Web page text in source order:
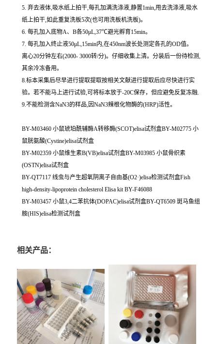
5. 弃去液体,吸水纸上拍干,每孔加满洗涤液,静置1min,甩去洗涤液,吸水
纸上拍干,如此重复洗板5次(也可用洗板机洗板)。
6. 每孔加入底物A、B各50μL,37℃避光孵育15min。
7. 每孔加入终止液50μL,15min内,在450nm波长处测定各孔的OD值。
离心20分钟左右(2000- 3000转/分)。仔细收集上清。分装后一份待检测,
其余冷冻备用。
8.标本采集后尽早进行提取提取按相关文献进行提取后应尽快进行实
验。若不能马上进行试验,可将标本放于-20C保存，但应避免反复冻融.
9.不能检测含NaN3的样品,因NaN3辣根化物酶的(HRP)活性。
BY-M03460 小鼠琥珀酰辅酶A转移酶(SCOT)elisa试剂盒BY-M02775 小
鼠胱氨酸(Cystine)elisa试剂盒
BY-M02359 小鼠维生素B(VB)elisa试剂盒BY-M03985 小鼠骨织素
(OSTN)elisa试剂盒
BY-QT7117 线虫与产生超氧阴离子自由基(O2·)elisa检测试剂盒Fish
high-density-lipoprotein cholesterol Elisa kit BY-F46088
BY-M03457 小鼠3,4二苯抗体(DOPAC)elisa试剂盒BY-QT6509 斑马鱼组
胺(HIS)elisa检测试剂盒
相关产品：